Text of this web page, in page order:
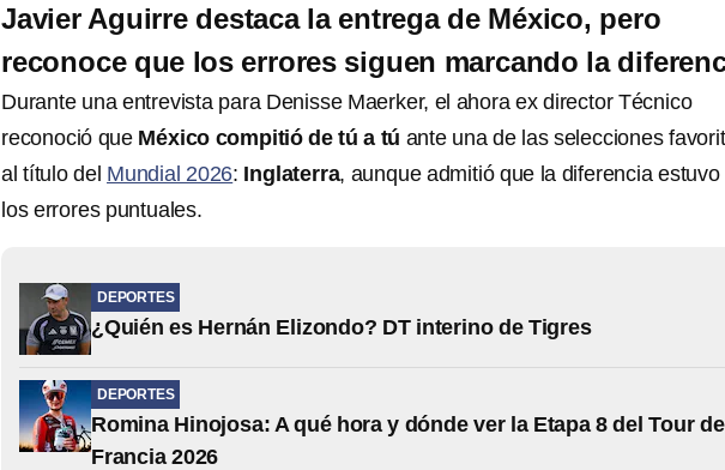
Javier Aguirre destaca la entrega de México, pero
reconoce que los errores siguen marcando la
Durante una entrevista para Denisse Maerker, el ahora ex director Técnico
reconoció que México compitió de tú a tú ante una de las selecciones
al título del Mundial 2026: Inglaterra, aunque admitió que la diferencia estuvo
los errores puntuales.
DEPORTES
¿Quién es Hernán Elizondo? DT interino de Tigres
DEPORTES
Romina Hinojosa: A qué hora y dónde ver la Etapa 8 del Tour de
Francia 2026